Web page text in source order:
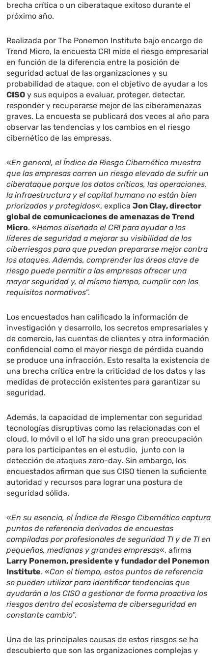
brecha crítica o un ciberataque exitoso durante el
próximo año.
Realizada por The Ponemon Institute bajo encargo de
Trend Micro, la encuesta CRI mide el riesgo empresarial
en función de la diferencia entre la posición de
seguridad actual de las organizaciones y su
probabilidad de ataque, con el objetivo de ayudar a los
CISO y sus equipos a evaluar, proteger, detectar,
responder y recuperarse mejor de las ciberamenazas
graves. La encuesta se publicará dos veces al año para
observar las tendencias y los cambios en el riesgo
cibernético de las empresas.
«En general, el Índice de Riesgo Cibernético muestra
que las empresas corren un riesgo elevado de sufrir un
ciberataque porque los datos críticos, las operaciones,
la infraestructura y el capital humano no están bien
priorizados y protegidos«, explicaJon Clay, director
global de comunicaciones de amenazas de Trend
Micro. «Hemos diseñado el CRI para ayudar a los
líderes de seguridad a mejorar su visibilidad de los
ciberriesgos para que puedan prepararse mejor contra
los ataques. Además, comprender las áreas clave de
riesgo puede permitir a las empresas ofrecer una
mayor seguridad y, al mismo tiempo, cumplir con los
requisitos normativos”.
Los encuestados han calificado la información de
investigación y desarrollo, los secretos empresariales y
de comercio, las cuentas de clientes y otra información
confidencial como el mayor riesgo de pérdida cuando
se produce una infracción. Esto resalta la existencia de
una brecha crítica entre la criticidad de los datos y las
medidas de protección existentes para garantizar su
seguridad.
Además, la capacidad de implementar con seguridad
tecnologías disruptivas como las relacionadas con el
cloud, lo móvil o el IoT ha sido una gran preocupación
para los participantes en el estudio, junto con la
detección de ataques zero-day. Sin embargo, los
encuestados afirman que sus CISO tienen la suficiente
autoridad y recursos para lograr una postura de
seguridad sólida.
«En su esencia, el Índice de Riesgo Cibernético captura
puntos de referencia derivados de encuestas
compiladas por profesionales de seguridad TI y de TI en
pequeñas, medianas y grandes empresas«, afirma
Larry Ponemon, presidente y fundador del Ponemon
Institute. «Con el tiempo, estos puntos de referencia
se pueden utilizar para identificar tendencias que
ayudarán a los CISO a gestionar de forma proactiva los
riesgos dentro del ecosistema de ciberseguridad en
constante cambio”.
Una de las principales causas de estos riesgos se ha
descubierto que son las organizaciones complejas y